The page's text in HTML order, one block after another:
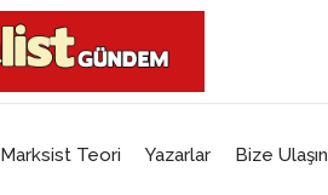
Marksist Teori Yazarlar Bize Ulaşın